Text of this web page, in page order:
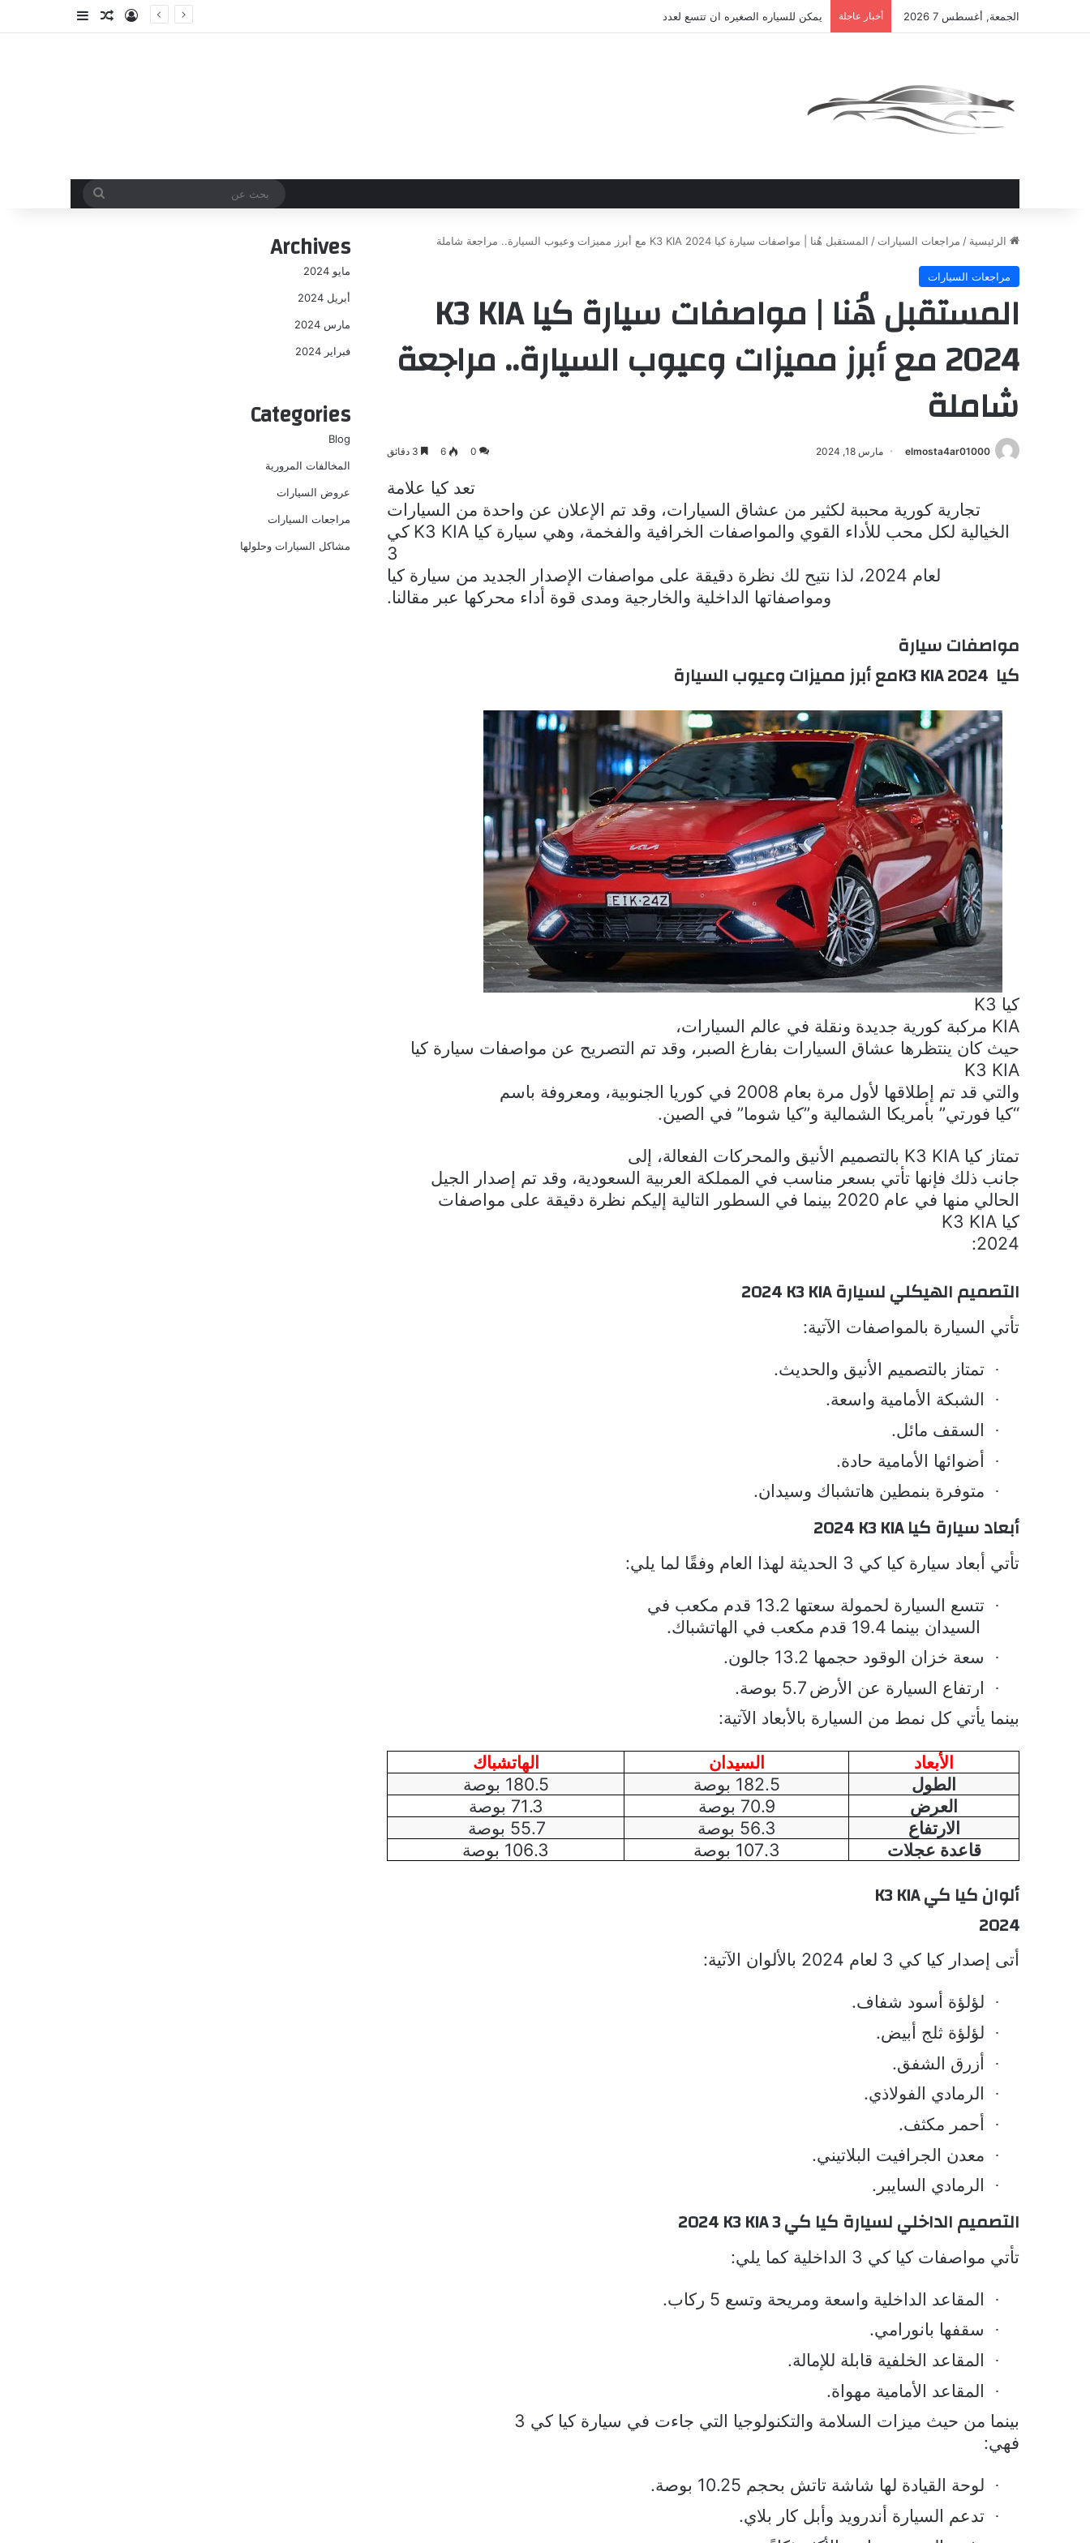
الجمعة, أغسطس 7 2026 أخبار عاجلة يمكن للسياره الصغيره ان تتسع لعدد تسجيل الدخول
مقال عشوائي
إضافة عمود
بحث
الرئيسية / مراجعات السيارات / المستقبل هُنا | مواصفات سيارة كيا K3 KIA 2024 مع أبرز مميزات وعيوب السيارة.. مراجعة شاملة
مراجعات السيارات
المستقبل هُنا | مواصفات سيارة كيا K3 KIA
2024 مع أبرز مميزات وعيوب السيارة.. مراجعة
شاملة
elmosta4ar01000 مارس 18, 2024 0
6
تعد كيا علامة
تجارية كورية محببة لكثير من عشاق السيارات، وقد تم الإعلان عن واحدة من السيارات
الخيالية لكل محب للأداء القوي والمواصفات الخرافية والفخمة، وهي سيارة كيا K3 KIA كي
3
لعام 2024، لذا نتيح لك نظرة دقيقة على مواصفات الإصدار الجديد من سيارة كيا
ومواصفاتها الداخلية والخارجية ومدى قوة أداء محركها عبر مقالنا.
مواصفات سيارة
كيا K3 KIA 2024مع أبرز مميزات وعيوب السيارة
كيا K3
KIA مركبة كورية جديدة ونقلة في عالم السيارات،
حيث كان ينتظرها عشاق السيارات بفارغ الصبر، وقد تم التصريح عن مواصفات سيارة كيا
K3 KIA
والتي قد تم إطلاقها لأول مرة بعام 2008 في كوريا الجنوبية، ومعروفة باسم
“كيا فورتي” بأمريكا الشمالية و”كيا شوما” في الصين.
تمتاز كيا K3 KIA بالتصميم الأنيق والمحركات الفعالة، إلى
جانب ذلك فإنها تأتي بسعر مناسب في المملكة العربية السعودية، وقد تم إصدار الجيل
الحالي منها في عام 2020 بينما في السطور التالية إليكم نظرة دقيقة على مواصفات
كيا K3 KIA
2024:
التصميم الهيكلي لسيارةK3 KIA
تأتي السيارة بالمواصفات الآتية:
· تمتاز بالتصميم الأنيق والحديث.
· الشبكة الأمامية واسعة.
· السقف مائل.
· أضوائها الأمامية حادة.
· متوفرة بنمطين هاتشباك وسيدان.
أبعاد سيارة كياK3 KIA
تأتي أبعاد سيارة كيا كي 3 الحديثة لهذا العام وفقًا لما يلي:
· تتسع السيارة لحمولة سعتها 13.2 قدم مكعب في
السيدان بينما 19.4 قدم مكعب في الهاتشباك.
· سعة خزان الوقود حجمها 13.2 جالون.
·
ارتفاع السيارة عن الأرض 5.7 بوصة.
بينما يأتي كل نمط من السيارة بالأبعاد الآتية:
الأبعاد السيدان
الهاتشباك
الطول
182.5 بوصة
180.5 بوصة
العرض
70.9 بوصة
71.3 بوصة
الارتفاع
56.3 بوصة
55.7 بوصة
قاعدة عجلات
107.3 بوصة 106.3 بوصة
ألوان كيا كيK3 KIA
2024
أتى إصدار كيا كي 3 لعام 2024 بالألوان الآتية:
· لؤلؤة أسود شفاف.
· لؤلؤة ثلج أبيض.
· أزرق الشفق.
· الرمادي الفولاذي.
· أحمر مكثف.
· معدن الجرافيت البلاتيني.
· الرمادي السايبر.
التصميم الداخلي لسيارة كيا كي 3 K3 KIA
تأتي مواصفات كيا كي 3 الداخلية كما يلي:
· المقاعد الداخلية واسعة ومريحة وتسع 5 ركاب.
· سقفها بانورامي.
· المقاعد الخلفية قابلة للإمالة.
·
المقاعد الأمامية مهواة.
بينما من حيث ميزات السلامة والتكنولوجيا التي جاءت في سيارة كيا كي 3
فهي:
· لوحة القيادة لها شاشة تاتش بحجم 10.25 بوصة.
· تدعم السيارة أندرويد وأبل كار بلاي.
Archives
مايو 2024
أبريل 2024
مارس 2024
فبراير 2024
Categories
Blog
المخالفات المرورية
عروض السيارات
مراجعات السيارات
مشاكل السيارات وحلولها